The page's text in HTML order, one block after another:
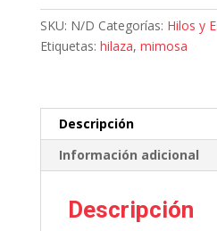
cantidad
SKU: N/D Categorías: Hilos y
Etiquetas: hilaza, mimosa
Descripción
Información adicional
Descripción